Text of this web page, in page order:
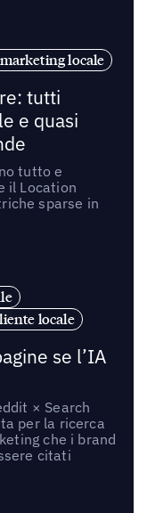
locale
tutti
e quasi
tutto e
il Location
sparse in
locale
se l’IA
× Search
per la ricerca
che i brand
citati